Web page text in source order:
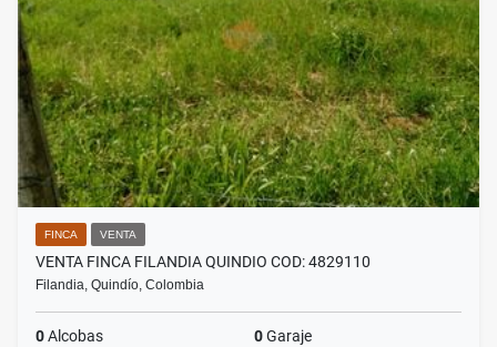
FINCA VENTA
VENTA FINCA FILANDIA QUINDIO COD: 4829110
Filandia, Quindío, Colombia
0Alcobas 0Garaje